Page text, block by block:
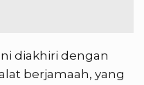
diakhiri dengan
berjamaah, yang